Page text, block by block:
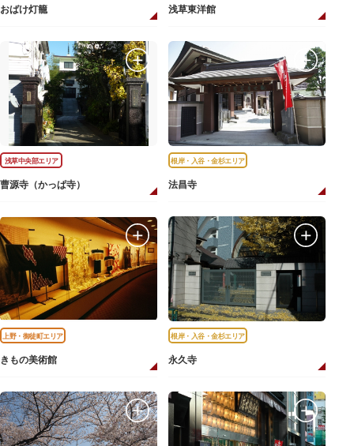
おばけ灯籠 浅草東洋館
浅草中央部エリア
曹源寺（かっぱ寺）
根岸・入谷・金杉エリア
法昌寺
上野・御徒町エリア
きもの美術館
根岸・入谷・金杉エリア
永久寺